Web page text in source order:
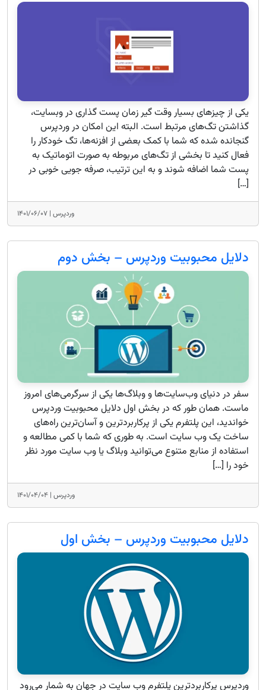
یکی از چیزهای بسیار وقت گیر زمان پست گذاری در وبسایت‌،
گذاشتن تگ‌های مرتبط است. البته این امکان در وردپرس
گنجانده شده که شما با کمک بعضی از افزنه‌ها، تگ خودکار را
فعال کنید تا بخشی از تگ‌های مربوطه به صورت اتوماتیک به
پست شما اضافه شوند و به این ترتیب، صرفه جویی خوبی در
[…]
وردپرس | ۱۴۰۱/۰۶/۰۷
دلایل محبوبیت وردپرس – بخش دوم
سفر در دنیای وب‌سایت‌ها و وبلاگ‌ها یکی از سرگرمی‌های امروز
ماست. همان طور که در بخش اول دلایل محبوبیت وردپرس
خواندید، این پلتفرم یکی از پرکاربردترین و آسان‌ترین راه‌های
ساخت یک وب سایت است. به طوری که شما با کمی مطالعه و
استفاده از منابع متنوع می‌توانید وبلاگ یا وب سایت مورد نظر
خود را […]
وردپرس | ۱۴۰۱/۰۴/۰۴
دلایل محبوبیت وردپرس – بخش اول
وردپرس پرکاربردترین پلتفرم وب سایت در جهان به شمار می‌رود